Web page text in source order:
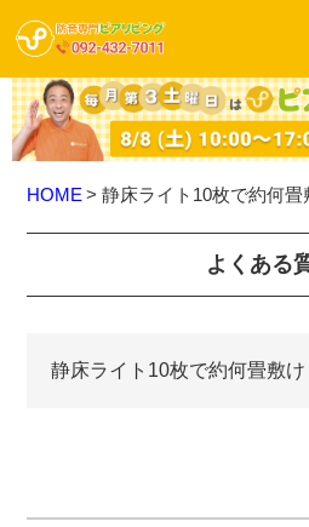
HOME 静床ライト10枚で約何畳
よくある
静床ライト10枚で約何畳敷け